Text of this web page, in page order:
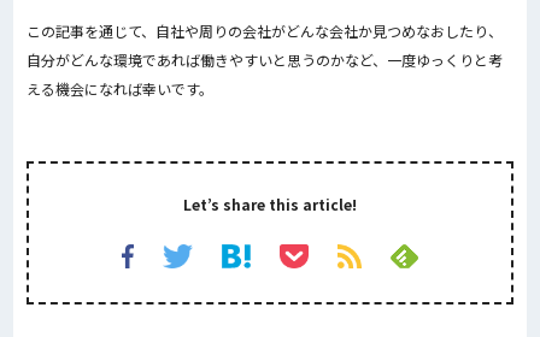
この記事を通じて、自社や周りの会社がどんな会社か見つめなおしたり、
自分がどんな環境であれば働きやすいと思うのかなど、一度ゆっくりと考
える機会になれば幸いです。
Let’s share this article!